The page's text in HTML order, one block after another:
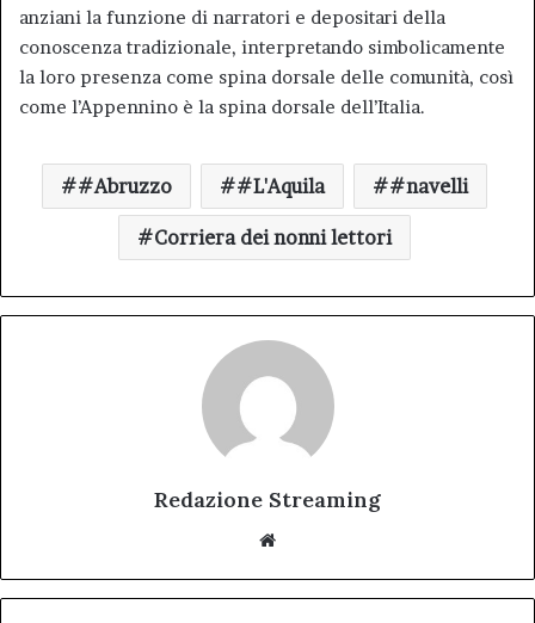
anziani la funzione di narratori e depositari della
conoscenza tradizionale, interpretando simbolicamente
la loro presenza come spina dorsale delle comunità, così
come l’Appennino è la spina dorsale dell’Italia.
#Abruzzo #L'Aquila #navelli
Corriera dei nonni lettori
Redazione Streaming